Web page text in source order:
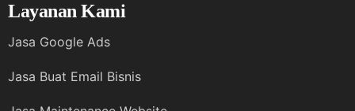
Layanan Kami
Jasa Google Ads
Jasa Buat Email Bisnis